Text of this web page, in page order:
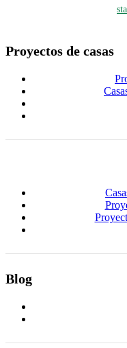
Proyectos de casas
Blog